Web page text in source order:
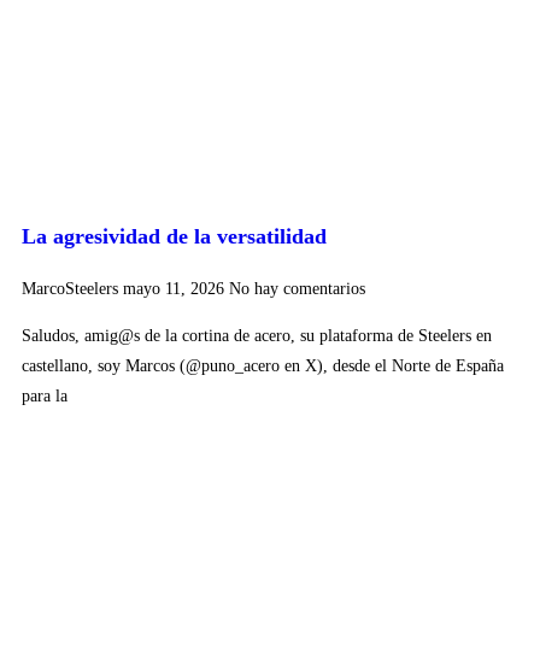
La agresividad de la versatilidad
MarcoSteelers mayo 11, 2026 No hay comentarios
Saludos, amig@s de la cortina de acero, su plataforma de Steelers en
castellano, soy Marcos (@puno_acero en X), desde el Norte de España
para la